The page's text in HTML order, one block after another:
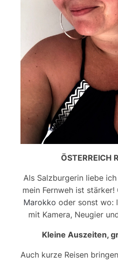
ÖSTERREICH
Als Salzburgerin liebe
mein Fernweh ist stärker!
Marokko oder sonst wo:
mit Kamera, Neugier
Kleine Auszeiten,
Auch kurze Reisen